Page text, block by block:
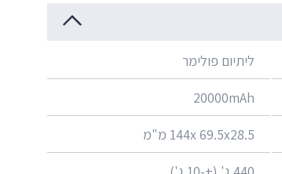
ליתיום פולימר
20000mAh
144x 69.5x28.5 מ"מ